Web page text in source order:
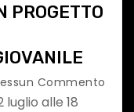
PROGETTO
Commento
alle 18